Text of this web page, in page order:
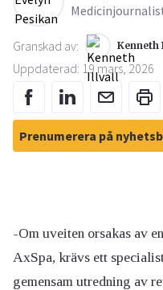
Granskad av: Kenneth
Uppdaterad: 19 mars, 2026
Prenumerera på
-Om uveiten orsakas av
AxSpa, krävs ett
gemensam utredning av